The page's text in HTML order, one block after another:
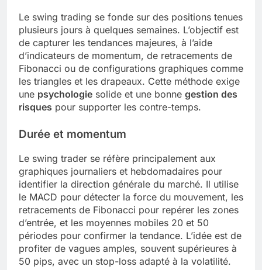
Le swing trading se fonde sur des positions tenues
plusieurs jours à quelques semaines. L’objectif est
de capturer les tendances majeures, à l’aide
d’indicateurs de momentum, de retracements de
Fibonacci ou de configurations graphiques comme
les triangles et les drapeaux. Cette méthode exige
une psychologie solide et une bonne gestion des
risques pour supporter les contre-temps.
Durée et momentum
Le swing trader se réfère principalement aux
graphiques journaliers et hebdomadaires pour
identifier la direction générale du marché. Il utilise
le MACD pour détecter la force du mouvement, les
retracements de Fibonacci pour repérer les zones
d’entrée, et les moyennes mobiles 20 et 50
périodes pour confirmer la tendance. L’idée est de
profiter de vagues amples, souvent supérieures à
50 pips, avec un stop-loss adapté à la volatilité.